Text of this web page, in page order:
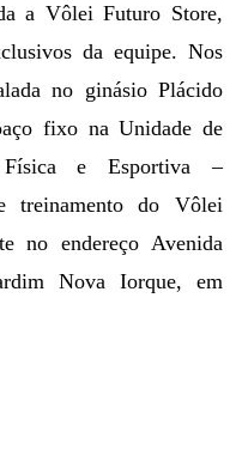
a Vôlei Futuro Store,
da equipe. Nos
no ginásio Plácido
fixo na Unidade de
Física e Esportiva –
treinamento do Vôlei
no endereço Avenida
Nova Iorque, em